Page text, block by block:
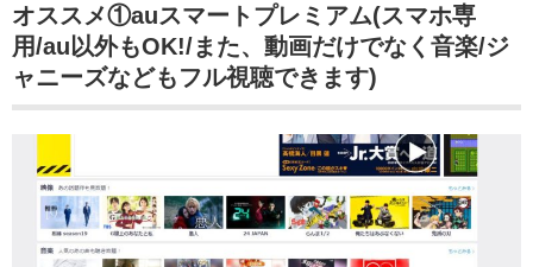
オススメ①auスマートプレミアム(スマホ専
用/au以外もOK!/また、動画だけでなく音楽/ジ
ャニーズなどもフル視聴できます)